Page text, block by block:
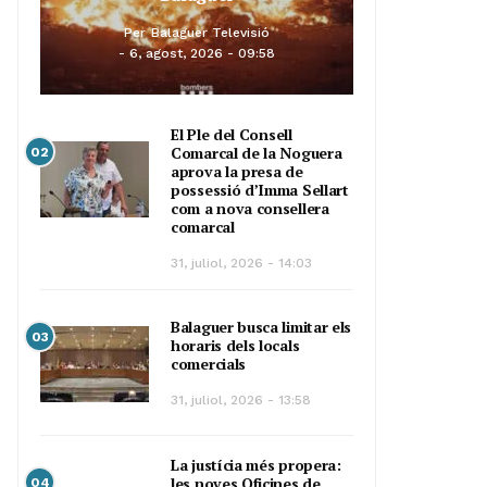
Per Balaguer Televisió
6, agost, 2026 - 09:58
02
El Ple del Consell
Comarcal de la Noguera
aprova la presa de
possessió d’Imma Sellart
com a nova consellera
comarcal
31, juliol, 2026 - 14:03
03
Balaguer busca limitar els
horaris dels locals
comercials
31, juliol, 2026 - 13:58
04
La justícia més propera: